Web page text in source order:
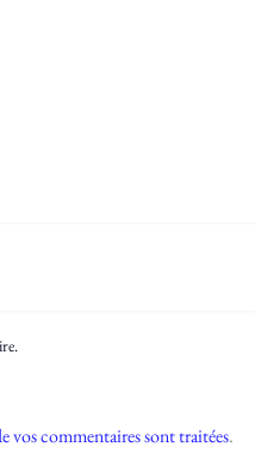
vos commentaires sont traitées.